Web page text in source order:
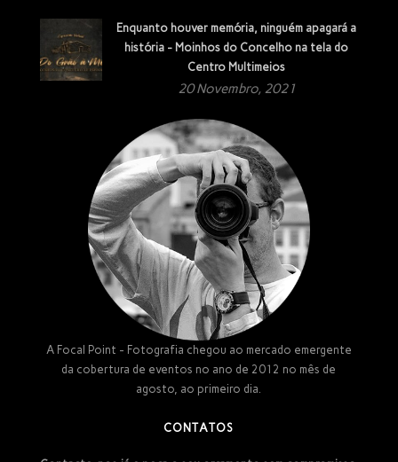
Enquanto houver memória, ninguém apagará a
história - Moinhos do Concelho na tela do
Centro Multimeios
20 Novembro, 2021
A Focal Point - Fotografia chegou ao mercado emergente
da cobertura de eventos no ano de 2012 no mês de
agosto, ao primeiro dia.
CONTATOS